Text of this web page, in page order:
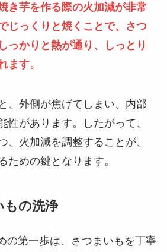
き芋を作る際の火加減が非常
じっくりと焼くことで、さつ
っかりと熱が通り、しっとり
ます。
、外側が焦げてしまい、内部
性があります。したがって、
、火加減を調整することが、
ための鍵となります。
もの洗浄
の第一歩は、さつまいもを丁寧